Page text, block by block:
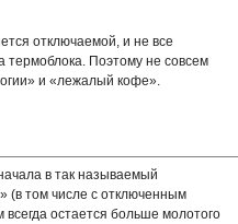
отключаемой, и не все
термоблока. Поэтому не совсем
и «лежалый кофе».
в так называемый
(в том числе с отключенным
остается больше молотого